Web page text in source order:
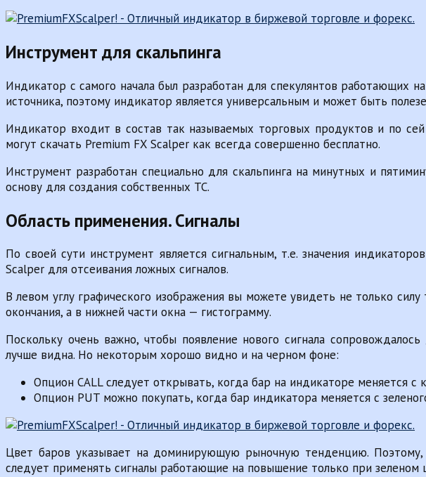
Инструмент для скальпинга
Индикатор с самого начала был разработан для спекулянтов
источника, поэтому индикатор является универсальным и может быть
Индикатор входит в состав так называемых торговых продуктов и по
могут скачать Premium FX Scalper как всегда совершенно бесплатно.
Инструмент разработан специально для скальпинга на минутных и
основу для создания собственных ТС.
Область применения. Сигналы
По своей сути инструмент является сигнальным, т.е. значения
Scalper для отсеивания ложных сигналов.
В левом углу графического изображения вы можете увидеть не только
окончания, а в нижней части окна — гистограмму.
Поскольку очень важно, чтобы появление нового сигнала
лучше видна. Но некоторым хорошо видно и на черном фоне:
Опцион CALL следует открывать, когда бар на индикаторе меняется
Опцион PUT можно покупать, когда бар индикатора меняется с
Цвет баров указывает на доминирующую рыночную тенденцию.
следует применять сигналы работающие на повышение только при